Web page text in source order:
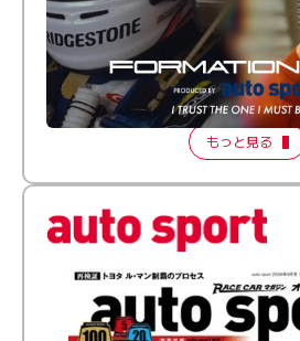
倒す相手を、信じてる。小林
【FORMATION LAP
2026 Episode
もっと見る